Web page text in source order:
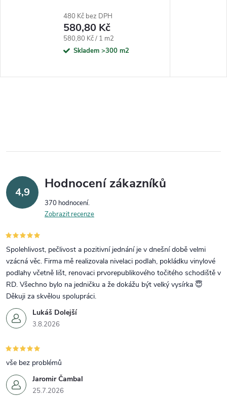
480 Kč bez DPH
580,80 Kč
Měrná cena:
580,80 Kč / 1 m2
Skladem >300 m2
4,9
Hodnocení zákazníků
370 hodnocení
Zobrazit recenze
Lukáš Dolejší
3.8.2026
Spolehlivost, pečlivost a pozitivní jednání je v dnešní době velmi
vzácná věc. Firma mě realizovala nivelaci podlah, pokládku vinylové
podlahy včetně lišt, renovaci prvorepublikového točitého schodiště v
RD. Všechno bylo na jedničku a že dokážu být velký vysírka 😇
Děkuji za skvělou spolupráci.
Jaromir Čambal
25.7.2026
vše bez problémů